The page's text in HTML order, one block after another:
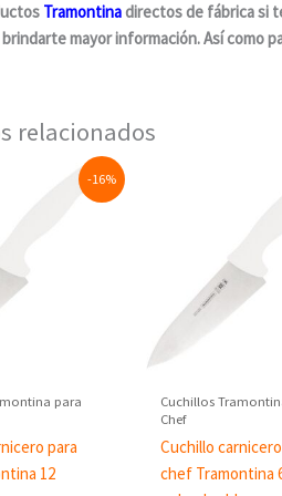
Tramontinadirectos de fábrica si
mayor información. Así como
relacionados
-16%
para
para
12
Cuchillos
Chef
Cuchillo
chef Tramontina